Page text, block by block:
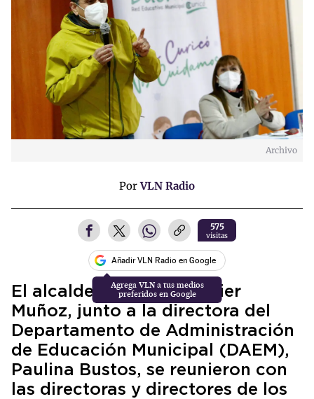
Archivo
PorVLN Radio
575
visitas
Añadir VLN Radio en Google
El alcalde de Curicó, Javier
Muñoz, junto a la directora del
Departamento de Administración
de Educación Municipal (DAEM),
Paulina Bustos, se reunieron con
las directoras y directores de los